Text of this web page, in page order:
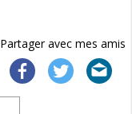
Partager avec mes amis